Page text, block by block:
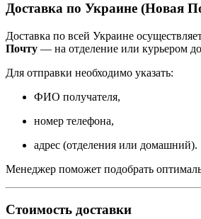
Доставка по Украине (Новая
Доставка по всей Украине
Почту — на отделение или курьером
Для отправки необходимо указать:
ФИО получателя,
номер телефона,
адрес (отделения или домашний).
Менеджер поможет подобрать
Стоимость доставки